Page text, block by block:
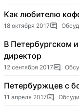
Как любителю
18 октября 2017
В Петербургском
директор
12 сентября 2017
Петербуржцев с
11 апреля 2017